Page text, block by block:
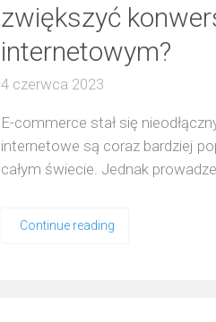
zwiększyć
internetowym?
4 czerwca 2023
E-commerce stał się
internetowe są coraz bardziej
całym świecie. Jednak
Continue reading